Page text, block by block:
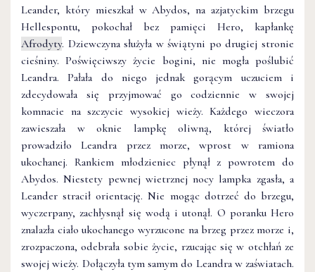
Leander, który mieszkał w Abydos, na azjatyckim brzegu
Hellespontu, pokochał bez pamięci Hero, kapłankę
Afrodyty. Dziewczyna służyła w świątyni po drugiej stronie
cieśniny. Poświęciwszy życie bogini, nie mogła poślubić
Leandra. Pałała do niego jednak gorącym uczuciem i
zdecydowała się przyjmować go codziennie w swojej
komnacie na szczycie wysokiej wieży. Każdego wieczora
zawieszała w oknie lampkę oliwną, której światło
prowadziło Leandra przez morze, wprost w ramiona
ukochanej. Rankiem młodzieniec płynął z powrotem do
Abydos. Niestety pewnej wietrznej nocy lampka zgasła, a
Leander stracił orientację. Nie mogąc dotrzeć do brzegu,
wyczerpany, zachłysnął się wodą i utonął. O poranku Hero
znalazła ciało ukochanego wyrzucone na brzeg przez morze i,
zrozpaczona, odebrała sobie życie, rzucając się w otchłań ze
swojej wieży. Dołączyła tym samym do Leandra w zaświatach.